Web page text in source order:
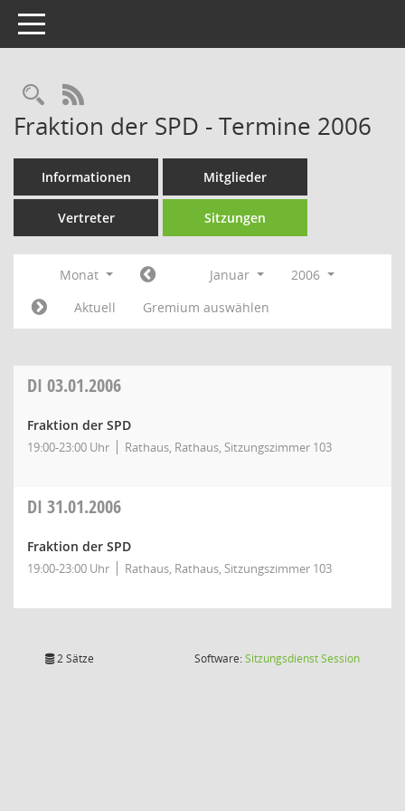
Toggle navigation
Rechercheauswahl
RSS-Feed
Fraktion der SPD - Termine 2006
Informationen Mitglieder
Vertreter Sitzungen
Monat Januar
2006
Aktuell
Gremium auswählen
DI 03.01.2006
Fraktion der SPD
19:00-23:00 Uhr Rathaus, Rathaus, Sitzungszimmer 103
DI 31.01.2006
Fraktion der SPD
19:00-23:00 Uhr Rathaus, Rathaus, Sitzungszimmer 103
2 Sätze Software:SitzungsdienstSession(Wird in